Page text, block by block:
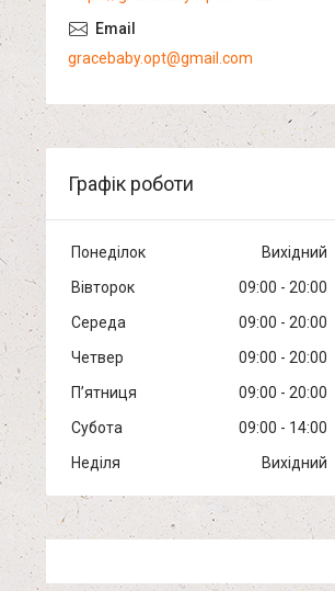
gracebaby.opt@gmail.com
Графік роботи
Понеділок
Вихідний
Вівторок
09:00
20:00
Середа
09:00
20:00
Четвер
09:00
20:00
Пʼятниця
09:00
20:00
Субота
09:00
14:00
Неділя
Вихідний